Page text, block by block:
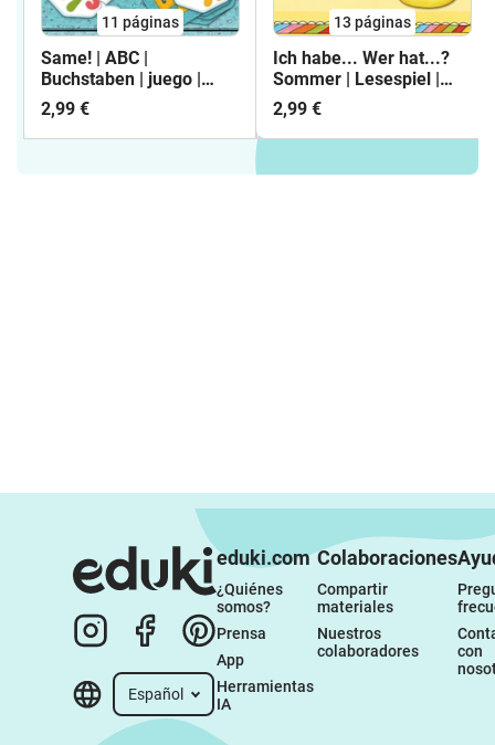
11 páginas
Same! | ABC |
Buchstaben | juego |
alemán
2,99 €
13 páginas
Ich habe... Wer hat...?
Sommer | Lesespiel |
alemán
2,99 €
Español
eduki.com
¿Quiénes
somos?
Prensa
App
Herramientas
IA
Colaboraciones
Compartir
materiales
Nuestros
colaboradores
con